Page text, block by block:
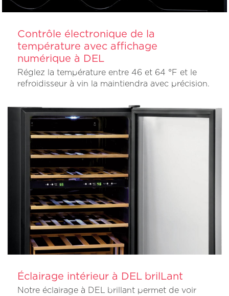
Contrôle électronique de la
température avec affichage
numérique à DEL
Réglez la température entre 46 et 64 °F et le
refroidisseur à vin la maintiendra avec précision.
Éclairage intérieur à DEL brilLant
Notre éclairage à DEL brillant permet de voir